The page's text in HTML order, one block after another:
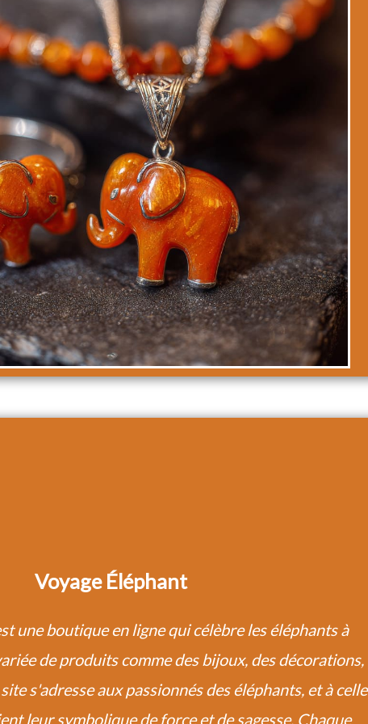
Voyage Éléphant
une boutique en ligne qui célèbre les éléphants à
de produits comme des bijoux, des décorations,
s'adresse aux passionnés des éléphants, et à celle
leur symbolique de force et de sagesse. Chaque